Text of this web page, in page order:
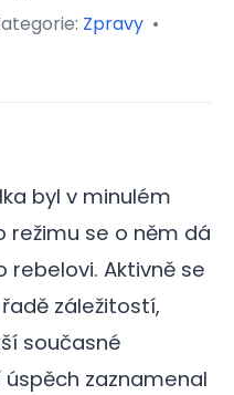
Zpravy •
byl v minulém
režimu se o něm dá
rebelovi. Aktivně se
záležitostí,
současné
zaznamenal